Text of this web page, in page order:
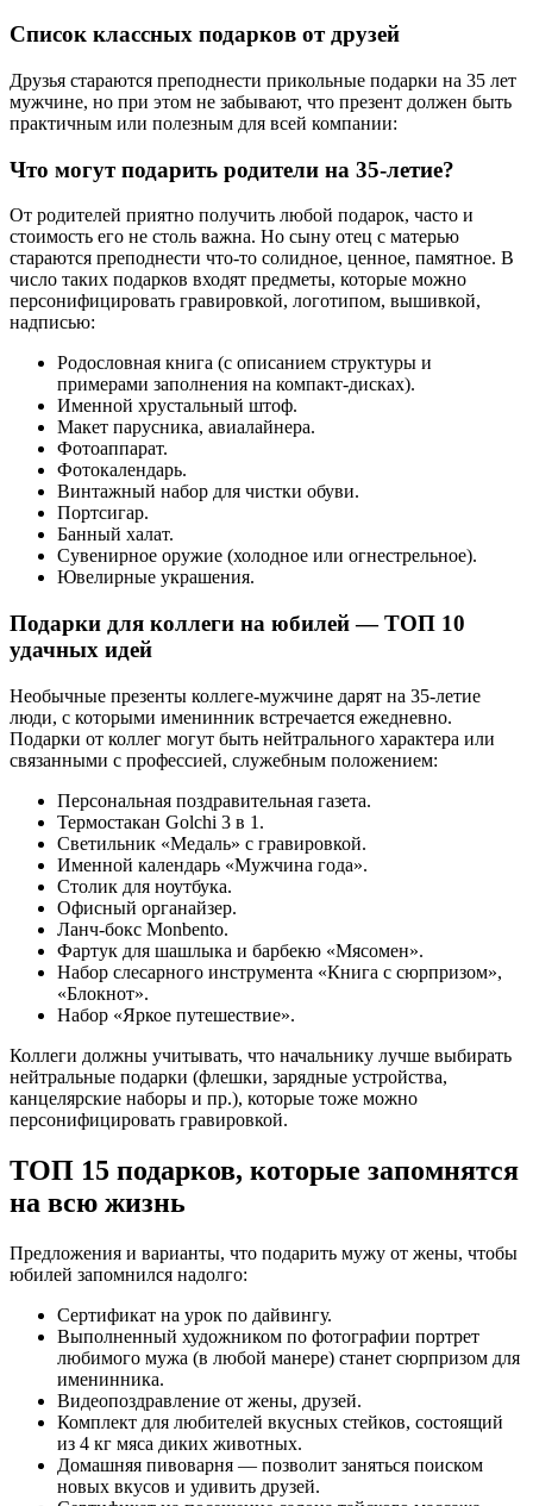
Список классных подарков от друзей
Друзья стараются преподнести прикольные подарки на 35 лет
мужчине, но при этом не забывают, что презент должен быть
практичным или полезным для всей компании:
Что могут подарить родители на 35-летие?
От родителей приятно получить любой подарок, часто и
стоимость его не столь важна. Но сыну отец с матерью
стараются преподнести что-то солидное, ценное, памятное. В
число таких подарков входят предметы, которые можно
персонифицировать гравировкой, логотипом, вышивкой,
надписью:
Родословная книга (с описанием структуры и
примерами заполнения на компакт-дисках).
Именной хрустальный штоф.
Макет парусника, авиалайнера.
Фотоаппарат.
Фотокалендарь.
Винтажный набор для чистки обуви.
Портсигар.
Банный халат.
Сувенирное оружие (холодное или огнестрельное).
Ювелирные украшения.
Подарки для коллеги на юбилей — ТОП 10
удачных идей
Необычные презенты коллеге-мужчине дарят на 35-летие
люди, с которыми именинник встречается ежедневно.
Подарки от коллег могут быть нейтрального характера или
связанными с профессией, служебным положением:
Персональная поздравительная газета.
Термостакан Golchi 3 в 1.
Светильник «Медаль» с гравировкой.
Именной календарь «Мужчина года».
Столик для ноутбука.
Офисный органайзер.
Ланч-бокс Monbento.
Фартук для шашлыка и барбекю «Мясомен».
Набор слесарного инструмента «Книга с сюрпризом»,
«Блокнот».
Набор «Яркое путешествие».
Коллеги должны учитывать, что начальнику лучше выбирать
нейтральные подарки (флешки, зарядные устройства,
канцелярские наборы и пр.), которые тоже можно
персонифицировать гравировкой.
ТОП 15 подарков, которые запомнятся
на всю жизнь
Предложения и варианты, что подарить мужу от жены, чтобы
юбилей запомнился надолго:
Сертификат на урок по дайвингу.
Выполненный художником по фотографии портрет
любимого мужа (в любой манере) станет сюрпризом для
именинника.
Видеопоздравление от жены, друзей.
Комплект для любителей вкусных стейков, состоящий
из 4 кг мяса диких животных.
Домашняя пивоварня — позволит заняться поиском
новых вкусов и удивить друзей.